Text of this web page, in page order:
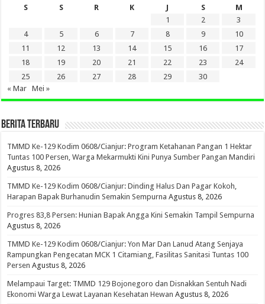
S
S R K J S
M
1
2
3
4
5 6 7 8 9
10
11
12 13 14 15 16
17
18
19 20 21 22 23
24
25
26 27 28 29
30
« Mar
Mei »
BERITA TERBARU
TMMD Ke-129 Kodim 0608/Cianjur: Program Ketahanan Pangan 1 Hektar
Tuntas 100 Persen, Warga Mekarmukti Kini Punya Sumber Pangan Mandiri
Agustus 8, 2026
TMMD Ke-129 Kodim 0608/Cianjur: Dinding Halus Dan Pagar Kokoh,
Harapan Bapak Burhanudin Semakin Sempurna Agustus 8, 2026
Progres 83,8 Persen: Hunian Bapak Angga Kini Semakin Tampil Sempurna
Agustus 8, 2026
TMMD Ke-129 Kodim 0608/Cianjur: Yon Mar Dan Lanud Atang Senjaya
Rampungkan Pengecatan MCK 1 Citamiang, Fasilitas Sanitasi Tuntas 100
Persen Agustus 8, 2026
Melampaui Target: TMMD 129 Bojonegoro dan Disnakkan Sentuh Nadi
Ekonomi Warga Lewat Layanan Kesehatan Hewan Agustus 8, 2026